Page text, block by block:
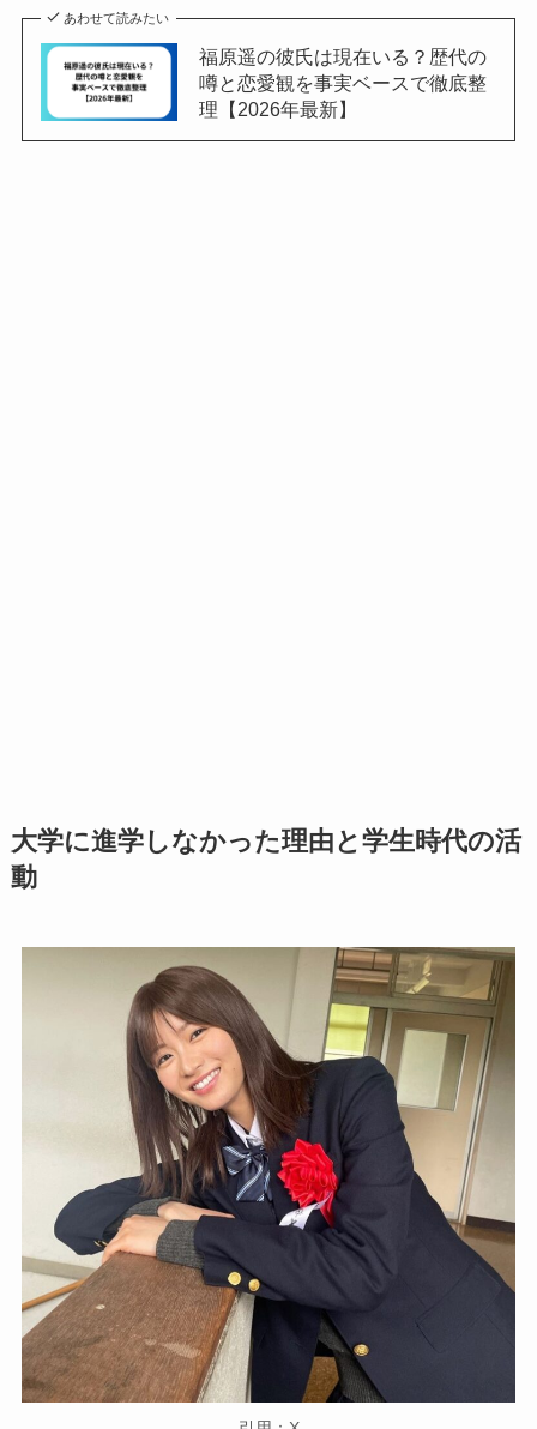
あわせて読みたい
福原遥の彼氏は現在いる？歴代の
噂と恋愛観を事実ベースで徹底整
理【2026年最新】
大学に進学しなかった理由と学生時代の活
動